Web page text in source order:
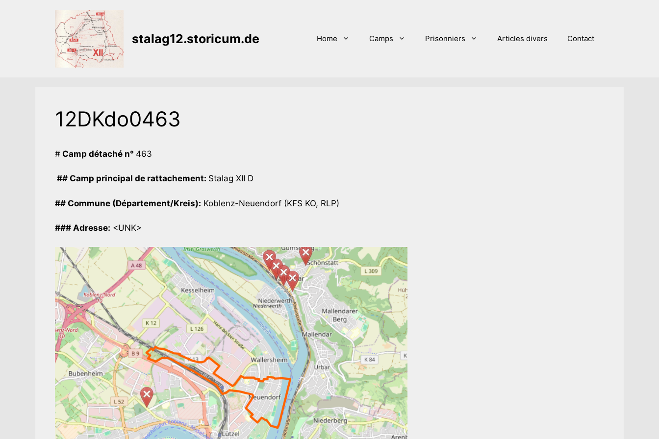
stalag12.storicum.de Home Camps Prisonniers Articles divers Contact
12DKdo0463
# Camp détaché n° 463
## Camp principal de rattachement: Stalag XII D
## Commune (Département/Kreis): Koblenz-Neuendorf (KFS KO, RLP)
### Adresse: <UNK>